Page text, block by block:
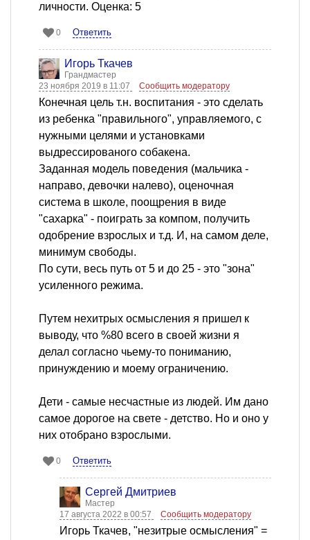
личности. Оценка: 5
0 Ответить
Игорь Ткачев
Грандмастер
23 ноября 2019 в 11:07
Сообщить модератору
Конечная цель т.н. воспитания - это сделать
из ребенка "правильного", управляемого, с
нужными целями и установками
выдрессированого собакена.
Заданная модель поведения (мальчика -
направо, девочки налево), оценочная
система в школе, поощрения в виде
"сахарка" - поиграть за компом, получить
одобрение взрослых и т.д. И, на самом деле,
минимум свободы.
По сути, весь путь от 5 и до 25 - это "зона"
усиленного режима.
Путем нехитрых осмысления я пришел к
выводу, что %80 всего в своей жизни я
делал согласно чьему-то пониманию,
принуждению и моему ограничению.
Дети - самые несчастные из людей. Им дано
самое дорогое на свете - детство. Но и оно у
них отобрано взрослыми.
0 Ответить
Сергей Дмитриев
Мастер
17 августа 2022 в 00:57
Сообщить модератору
Игорь Ткачев, "незитрые осмысления" =